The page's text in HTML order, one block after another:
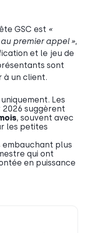
GSC est «
premier appel »,
et le jeu de
sont
à un client.
Les
suggèrent
, souvent avec
les petites
embauchant plus
qui ont
en puissance